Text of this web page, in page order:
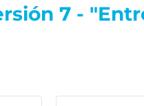
7 -